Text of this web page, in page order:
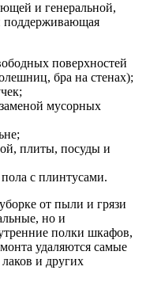
и генеральной,
поддерживающая
поверхностей
бра на стенах);
мусорных
плиты, посуды и
с плинтусами.
от пыли и грязи
но и
полки шкафов,
удаляются самые
лаков и других